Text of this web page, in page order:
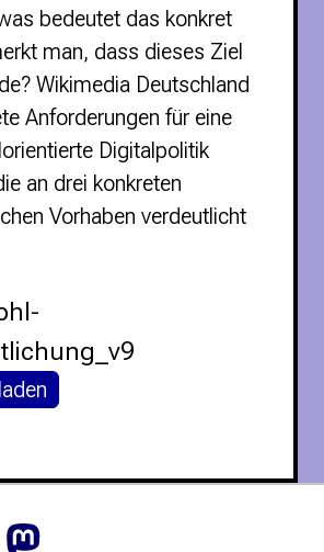
Verwaltung
Digitalpolitik
bedeutet das konkret
man, dass dieses Ziel
Wikimedia Deutschland
Anforderungen für eine
Digitalpolitik
an drei konkreten
Vorhaben verdeutlicht
Mastodon